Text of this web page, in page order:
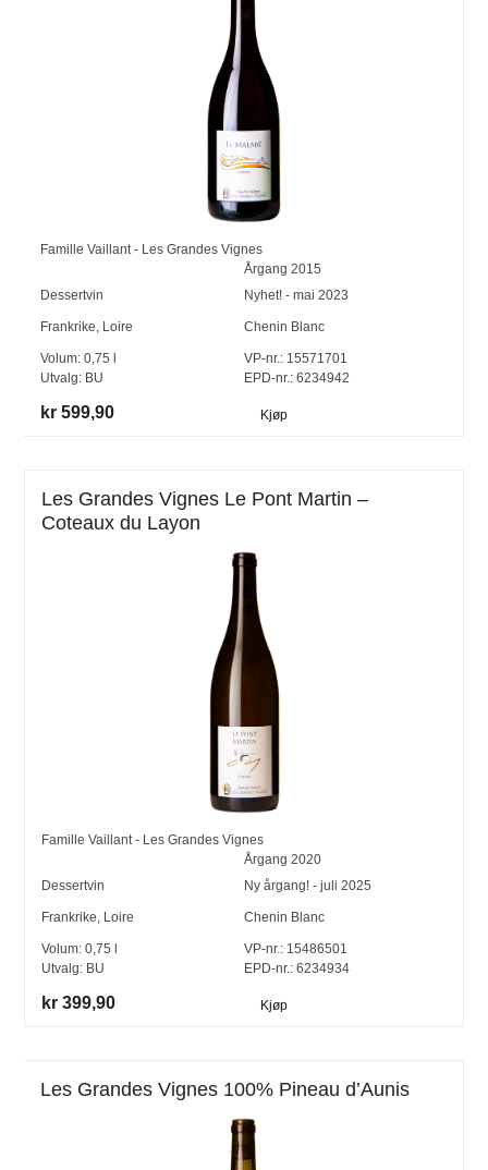
Famille Vaillant - Les Grandes Vignes
Årgang 2015
Dessertvin
Nyhet! - mai 2023
Frankrike Loire Chenin Blanc
Volum:0,75 l
Utvalg: BU
VP-nr.:15571701
EPD-nr.: 6234942
kr 599,90 Kjøp
Les Grandes Vignes Le Pont Martin –
Coteaux du Layon
Famille Vaillant - Les Grandes Vignes
Årgang 2020
Dessertvin
Ny årgang! - juli 2025
Frankrike Loire Chenin Blanc
Volum:0,75 l
Utvalg: BU
VP-nr.: 15486501
EPD-nr.: 6234934
kr 399,90 Kjøp
Les Grandes Vignes 100% Pineau d’Aunis